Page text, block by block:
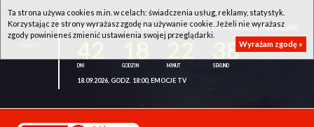
WKK ACTIVE HOTEL WROCŁAW - KSK QEMETICA NOTEĆ INOWROCŁAW
38
18.09.2026, GODZ. 18:00, EMOCJE TV
Ta strona używa cookies m.in. w celach: świadczenia usług, reklamy, statystyk.
Korzystając ze strony wyrażasz zgodę na używanie cookie. Jeżeli nie wyrażasz
zgody powinieneś zmienić ustawienia swojej przeglądarki.
Wyrażam zgodę »